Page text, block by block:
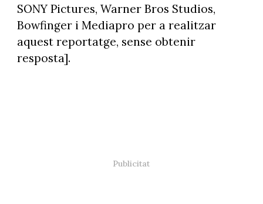
SONY Pictures, Warner Bros Studios,
Bowfinger i Mediapro per a realitzar
aquest reportatge, sense obtenir
resposta].